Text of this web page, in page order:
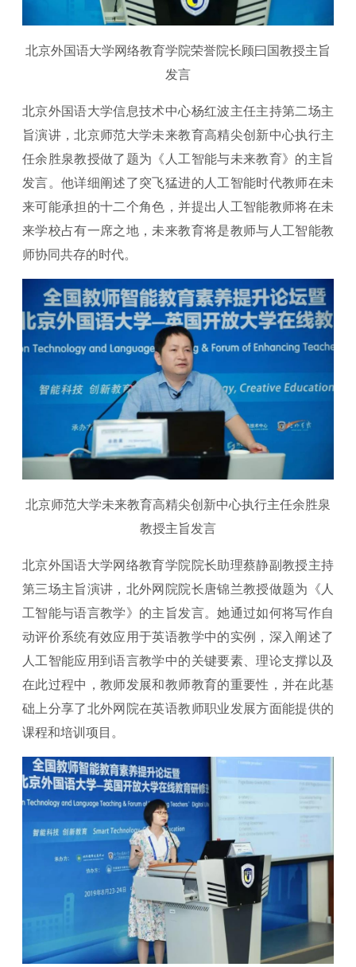
北京外国语大学网络教育学院荣誉院长顾曰国教授主旨
发言
北京外国语大学信息技术中心杨红波主任主持第二场主
旨演讲，北京师范大学未来教育高精尖创新中心执行主
任余胜泉教授做了题为《人工智能与未来教育》的主旨
发言。他详细阐述了突飞猛进的人工智能时代教师在未
来可能承担的十二个角色，并提出人工智能教师将在未
来学校占有一席之地，未来教育将是教师与人工智能教
师协同共存的时代。
北京师范大学未来教育高精尖创新中心执行主任余胜泉
教授主旨发言
北京外国语大学网络教育学院院长助理蔡静副教授主持
第三场主旨演讲，北外网院院长唐锦兰教授做题为《人
工智能与语言教学》的主旨发言。她通过如何将写作自
动评价系统有效应用于英语教学中的实例，深入阐述了
人工智能应用到语言教学中的关键要素、理论支撑以及
在此过程中，教师发展和教师教育的重要性，并在此基
础上分享了北外网院在英语教师职业发展方面能提供的
课程和培训项目。